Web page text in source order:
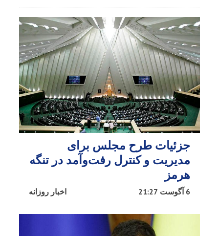
جزئیات طرح مجلس برای
مدیریت و کنترل رفت‌وآمد در تنگه
هرمز
اخبار روزانه 6 آگوست 21:27